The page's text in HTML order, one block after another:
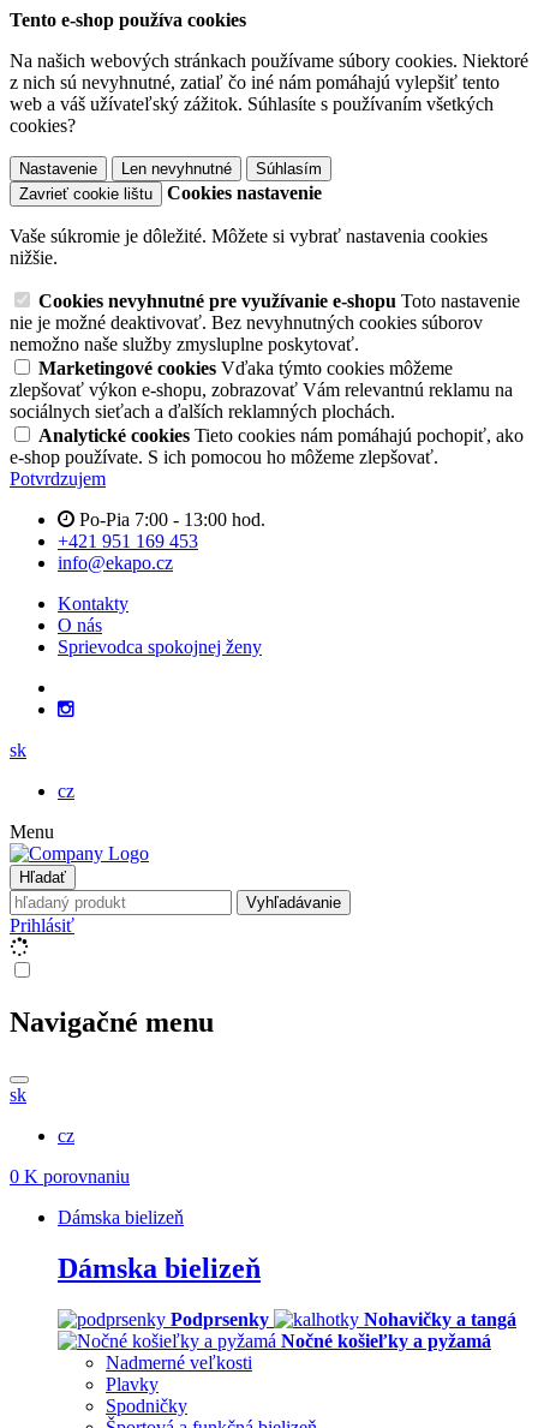
Tento e-shop používa cookies
Na našich webových stránkach používame súbory cookies. Niektoré
z nich sú nevyhnutné, zatiaľ čo iné nám pomáhajú vylepšiť tento
web a váš užívateľský zážitok. Súhlasíte s používaním všetkých
cookies?
Nastavenie Len nevyhnutné
Súhlasím
Zavrieť cookie lištu
Cookies nastavenie
Vaše súkromie je dôležité. Môžete si vybrať nastavenia cookies
nižšie.
Cookies nevyhnutné pre využívanie e-shopu Toto nastavenie
nie je možné deaktivovať. Bez nevyhnutných cookies súborov
nemožno naše služby zmysluplne poskytovať.
Marketingové cookies Vďaka týmto cookies môžeme
zlepšovať výkon e-shopu, zobrazovať Vám relevantnú reklamu na
sociálnych sieťach a ďalších reklamných plochách.
Analytické cookies Tieto cookies nám pomáhajú pochopiť, ako
e-shop používate. S ich pomocou ho môžeme zlepšovať.
Potvrdzujem
Po-Pia 7:00 - 13:00 hod.
+421 951 169 453
info@ekapo.cz
Kontakty
O nás
Sprievodca spokojnej ženy
sk
cz
Menu
Hľadať
Vyhľadávanie
Prihlásiť
Navigačné menu
sk
cz
0 K porovnaniu
Dámska bielizeň
Dámska bielizeň
Podprsenky
Nohavičky a tangá
Nočné košieľky a pyžamá
Nadmerné veľkosti
Plavky
Spodničky